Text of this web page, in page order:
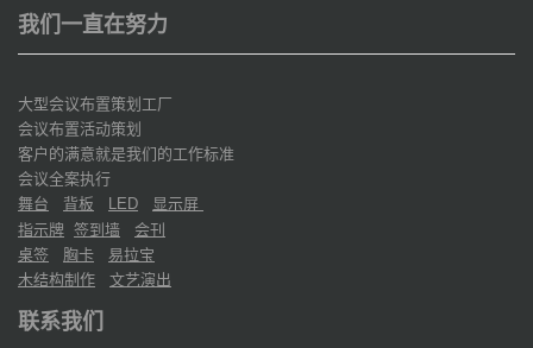
我们一直在努力
大型会议布置策划工厂
会议布置活动策划
客户的满意就是我们的工作标准
会议全案执行
舞台
背板 LED
显示屏
指示牌 签到墙
会刊
桌签
胸卡
易拉宝
木结构制作
文艺演出
联系我们